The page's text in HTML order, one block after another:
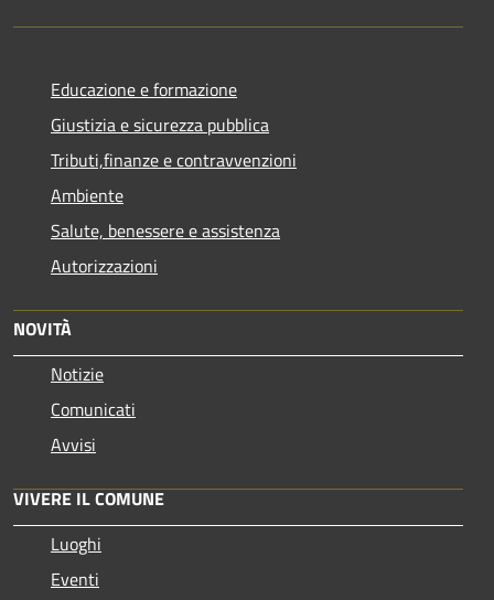
Educazione e formazione
Giustizia e sicurezza pubblica
Tributi,finanze e contravvenzioni
Ambiente
Salute, benessere e assistenza
Autorizzazioni
NOVITÀ
Notizie
Comunicati
Avvisi
VIVERE IL COMUNE
Luoghi
Eventi